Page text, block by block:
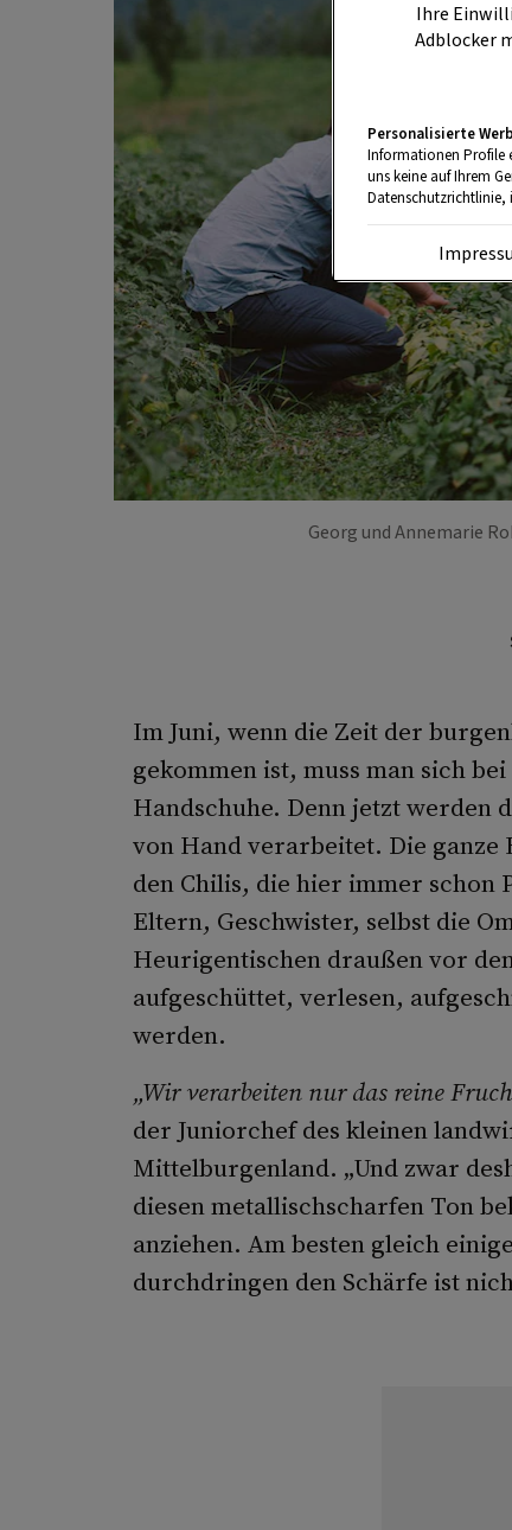
Georg und Annemarie
Im Juni, wenn die Zeit der
gekommen ist, muss man sich
Handschuhe. Denn jetzt werden
von Hand verarbeitet. Die ganze
den Chilis, die hier immer schon
Eltern, Geschwister, selbst die
Heurigentischen draußen vor
aufgeschüttet, verlesen,
werden.
„Wir verarbeiten nur das reine
der Juniorchef des kleinen
Mittelburgenland. „Und zwar
diesen metallisch­scharfen Ton
anziehen. Am besten gleich
durchdringen­ den Schärfe ist
Ihre
Adblocker
Personalisierte
Informationen Profile
uns keine auf Ihrem
Datenschutzrichtlinie,